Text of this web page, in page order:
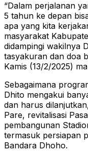
“Dalam perjalanan
5 tahun ke depan
apa yang kita
masyarakat
didampingi wakilnya
tasyakuran dan doa
Kamis (13/2/2025)
Sebagaimana
Dhito mengakui
dan harus
Pare, revitalisasi
pembangunan
termasuk persiapan
Bandara Dhoho.